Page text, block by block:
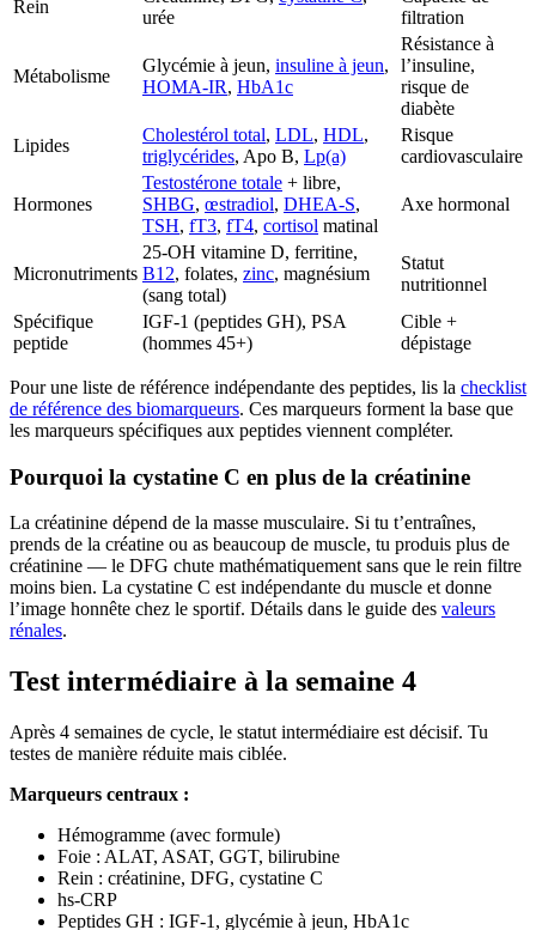
Rein
urée
filtration
Métabolisme
Glycémie à jeun, insuline à jeun,
HOMA-IR, HbA1c
Résistance à
l’insuline,
risque de
diabète
Lipides
Cholestérol total, LDL, HDL,
triglycérides, Apo B, Lp(a)
Risque
cardiovasculaire
Hormones
Testostérone totale + libre,
SHBG, œstradiol, DHEA-S,
TSH, fT3, fT4, cortisol matinal
Axe hormonal
Micronutriments
25-OH vitamine D, ferritine,
B12, folates, zinc, magnésium
(sang total)
Statut
nutritionnel
Spécifique
peptide
IGF-1 (peptides GH), PSA
(hommes 45+)
Cible +
dépistage
Pour une liste de référence indépendante des peptides, lis la checklist
de référence des biomarqueurs. Ces marqueurs forment la base que
les marqueurs spécifiques aux peptides viennent compléter.
Pourquoi la cystatine C en plus de la créatinine
La créatinine dépend de la masse musculaire. Si tu t’entraînes,
prends de la créatine ou as beaucoup de muscle, tu produis plus de
créatinine — le DFG chute mathématiquement sans que le rein filtre
moins bien. La cystatine C est indépendante du muscle et donne
l’image honnête chez le sportif. Détails dans le guide des valeurs
rénales.
Test intermédiaire à la semaine 4
Après 4 semaines de cycle, le statut intermédiaire est décisif. Tu
testes de manière réduite mais ciblée.
Marqueurs centraux :
Hémogramme (avec formule)
Foie : ALAT, ASAT, GGT, bilirubine
Rein : créatinine, DFG, cystatine C
hs-CRP
Peptides GH : IGF-1, glycémie à jeun, HbA1c